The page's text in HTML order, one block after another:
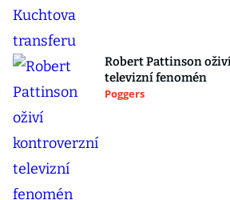
Robert Pattinson
televizní fenomén
Poggers